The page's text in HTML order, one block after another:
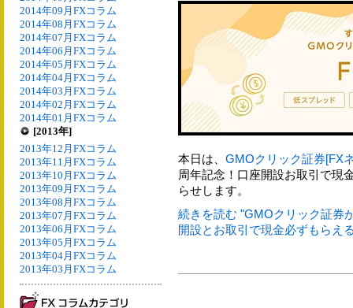
2014年09月FXコラム
2014年08月FXコラム
2014年07月FXコラム
2014年06月FXコラム
2014年05月FXコラム
2014年04月FXコラム
2014年03月FXコラム
2014年02月FXコラム
2014年01月FXコラム
[2013年]
2013年12月FXコラム
2013年11月FXコラム
2013年10月FXコラム
2013年09月FXコラム
2013年08月FXコラム
2013年07月FXコラム
2013年06月FXコラム
2013年05月FXコラム
2013年04月FXコラム
2013年03月FXコラム
本日は、 GMOクリック証券[FX
周年記念！口座開設お取引で現
らせします。
続きを読む "GMOクリック証券
開設とお取引で現金必ずもらえ